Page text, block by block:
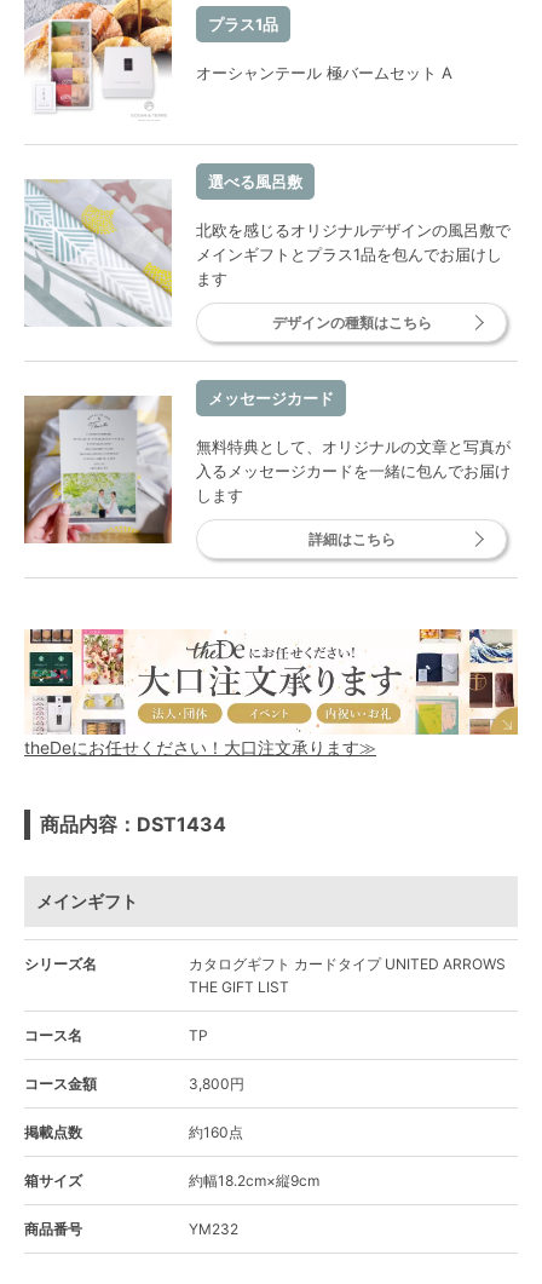
プラス1品
オーシャンテール 極バームセット A
選べる風呂敷
北欧を感じるオリジナルデザインの風呂敷で
メインギフトとプラス1品を包んでお届けし
ます
デザインの種類はこちら
メッセージカード
無料特典として、オリジナルの文章と写真が
入るメッセージカードを一緒に包んでお届け
します
詳細はこちら
theDeにお任せください！大口注文承ります≫
商品内容：DST1434
メインギフト
シリーズ名
カタログギフト カードタイプ UNITED ARROWS
THE GIFT LIST
コース名 TP
コース金額 3,800円
掲載点数 約160点
箱サイズ 約幅18.2cm×縦9cm
商品番号 YM232